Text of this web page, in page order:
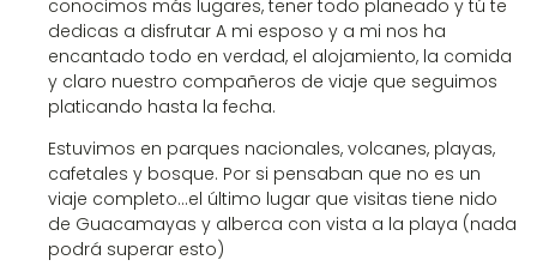
conocimos más lugares, tener todo planeado y tú te
dedicas a disfrutar A mi esposo y a mi nos ha
encantado todo en verdad, el alojamiento, la comida
y claro nuestro compañeros de viaje que seguimos
platicando hasta la fecha.
Estuvimos en parques nacionales, volcanes, playas,
cafetales y bosque. Por si pensaban que no es un
viaje completo…el último lugar que visitas tiene nido
de Guacamayas y alberca con vista a la playa (nada
podrá superar esto)